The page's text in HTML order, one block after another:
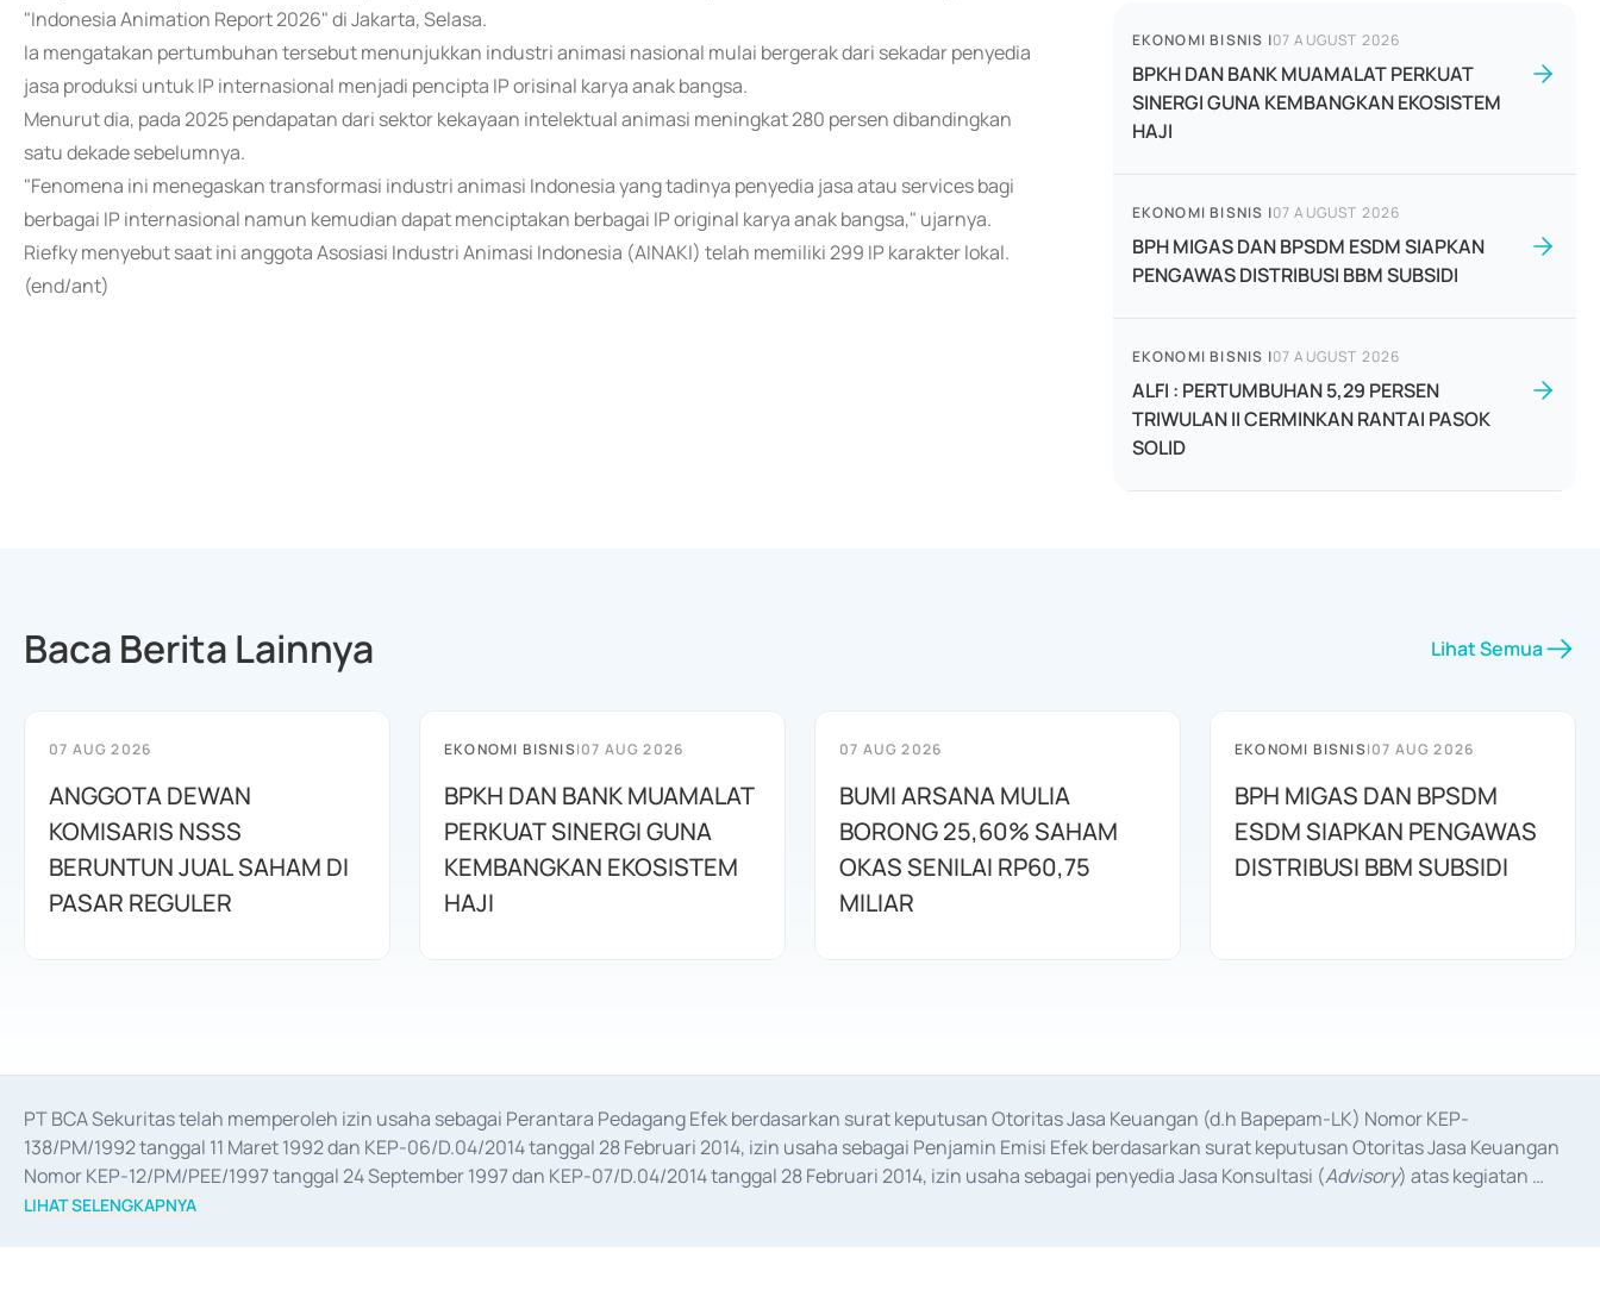
"Indonesia Animation Report 2026" di Jakarta, Selasa.
Ia mengatakan pertumbuhan tersebut menunjukkan industri animasi nasional mulai bergerak dari sekadar penyedia
jasa produksi untuk IP internasional menjadi pencipta IP orisinal karya anak bangsa.
Menurut dia, pada 2025 pendapatan dari sektor kekayaan intelektual animasi meningkat 280 persen dibandingkan
satu dekade sebelumnya.
"Fenomena ini menegaskan transformasi industri animasi Indonesia yang tadinya penyedia jasa atau services bagi
berbagai IP internasional namun kemudian dapat menciptakan berbagai IP original karya anak bangsa," ujarnya.
Riefky menyebut saat ini anggota Asosiasi Industri Animasi Indonesia (AINAKI) telah memiliki 299 IP karakter lokal.
(end/ant)
EKONOMI BISNIS |07 AUGUST 2026
BPKH DAN BANK MUAMALAT PERKUAT
SINERGI GUNA KEMBANGKAN EKOSISTEM
HAJI
EKONOMI BISNIS |07 AUGUST 2026
BPH MIGAS DAN BPSDM ESDM SIAPKAN
PENGAWAS DISTRIBUSI BBM SUBSIDI
EKONOMI BISNIS |07 AUGUST 2026
ALFI : PERTUMBUHAN 5,29 PERSEN
TRIWULAN II CERMINKAN RANTAI PASOK
SOLID
Baca Berita Lainnya Lihat Semua
07 AUG 2026
ANGGOTA DEWAN
KOMISARIS NSSS
BERUNTUN JUAL SAHAM DI
PASAR REGULER
EKONOMI BISNIS|07 AUG 2026
BPKH DAN BANK MUAMALAT
PERKUAT SINERGI GUNA
KEMBANGKAN EKOSISTEM
HAJI
07 AUG 2026
BUMI ARSANA MULIA
BORONG 25,60% SAHAM
OKAS SENILAI RP60,75
MILIAR
EKONOMI BISNIS|07 AUG 2026
BPH MIGAS DAN BPSDM
ESDM SIAPKAN PENGAWAS
DISTRIBUSI BBM SUBSIDI
PT BCA Sekuritas telah memperoleh izin usaha sebagai Perantara Pedagang Efek berdasarkan surat keputusan Otoritas Jasa Keuangan (d.h Bapepam-LK) Nomor KEP-
138/PM/1992 tanggal 11 Maret 1992 dan KEP-06/D.04/2014 tanggal 28 Februari 2014, izin usaha sebagai Penjamin Emisi Efek berdasarkan surat keputusan Otoritas Jasa Keuangan
Nomor KEP-12/PM/PEE/1997 tanggal 24 September 1997 dan KEP-07/D.04/2014 tanggal 28 Februari 2014, izin usaha sebagai penyedia Jasa Konsultasi (Advisory) atas kegiatan
merger, akuisisi, divestasi, dan
LIHAT SELENGKAPNYA